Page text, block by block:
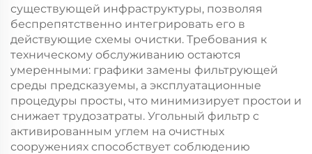
существующей инфраструктуры, позволяя
беспрепятственно интегрировать его в
действующие схемы очистки. Требования к
техническому обслуживанию остаются
умеренными: графики замены фильтрующей
среды предсказуемы, а эксплуатационные
процедуры просты, что минимизирует простои и
снижает трудозатраты. Угольный фильтр с
активированным углем на очистных
сооружениях способствует соблюдению